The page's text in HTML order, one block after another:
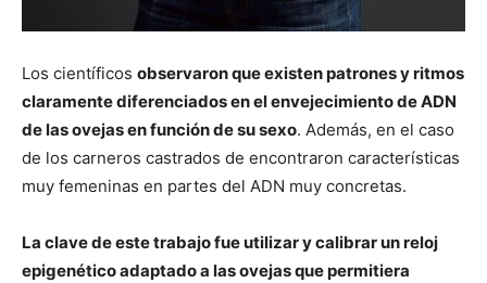
Los científicos observaron que existen patrones y ritmos
claramente diferenciados en el envejecimiento de ADN
de las ovejas en función de su sexo. Además, en el caso
de los carneros castrados de encontraron características
muy femeninas en partes del ADN muy concretas.
La clave de este trabajo fue utilizar y calibrar un reloj
epigenético adaptado a las ovejas que permitiera